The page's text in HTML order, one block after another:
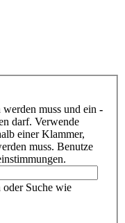
muss und ein -
darf. Verwende
einer Klammer,
muss. Benutze
Suche wie